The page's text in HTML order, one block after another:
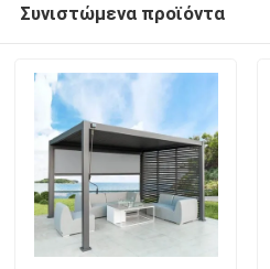
Συνιστώμενα προϊόντα